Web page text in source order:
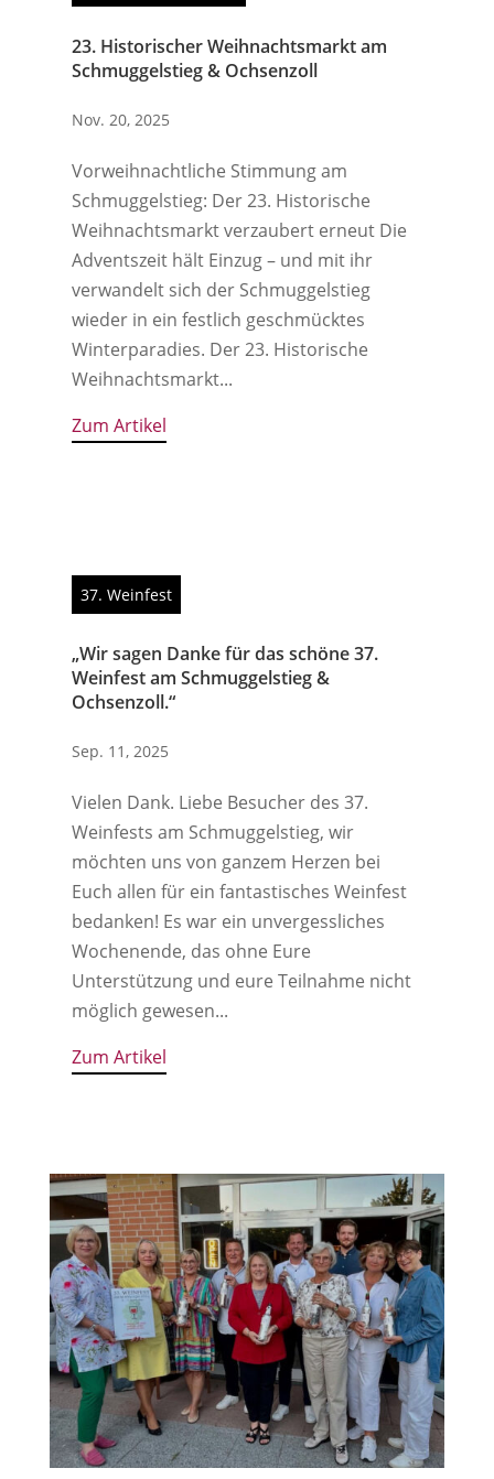
23. Historischer Weihnachtsmarkt am
Schmuggelstieg & Ochsenzoll
Nov. 20, 2025
Vorweihnachtliche Stimmung am
Schmuggelstieg: Der 23. Historische
Weihnachtsmarkt verzaubert erneut Die
Adventszeit hält Einzug – und mit ihr
verwandelt sich der Schmuggelstieg
wieder in ein festlich geschmücktes
Winterparadies. Der 23. Historische
Weihnachtsmarkt...
Zum Artikel
37. Weinfest
„Wir sagen Danke für das schöne 37.
Weinfest am Schmuggelstieg &
Ochsenzoll.“
Sep. 11, 2025
Vielen Dank. Liebe Besucher des 37.
Weinfests am Schmuggelstieg, wir
möchten uns von ganzem Herzen bei
Euch allen für ein fantastisches Weinfest
bedanken! Es war ein unvergessliches
Wochenende, das ohne Eure
Unterstützung und eure Teilnahme nicht
möglich gewesen...
Zum Artikel